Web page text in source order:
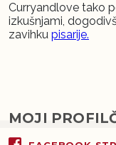
Curryandlove tako
izkušnjami,
zavihku pisarije.
MOJI